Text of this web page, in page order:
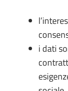
i dati